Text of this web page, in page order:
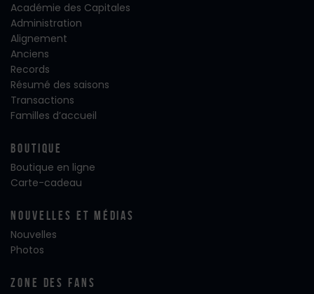
Académie des Capitales
Administration
Alignement
Anciens
Records
Résumé des saisons
Transactions
Familles d’accueil
Boutique
Boutique en ligne
Carte-cadeau
Nouvelles Et Médias
Nouvelles
Photos
Zone Des Fans